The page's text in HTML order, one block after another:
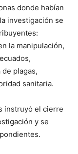
donde habían
investigación se
la manipulación,
plagas,
sanitaria.
instruyó el cierre
y se